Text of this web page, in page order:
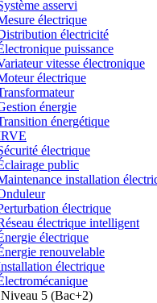
asservi
électrique
électricité
puissance
vitesse électronique
électrique
énergie
énergétique
électrique
public
installation
électrique
électrique intelligent
électrique
renouvelable
électrique
5 (Bac+2)